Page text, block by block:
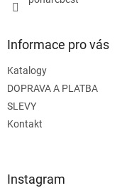
Informace pro vás
Katalogy
DOPRAVA A PLATBA
SLEVY
Kontakt
Instagram